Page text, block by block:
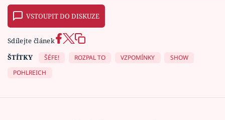
VSTOUPIT DO DISKUZE
Sdílejte článek
ŠTÍTKY
ŠÉFE! ROZPAL TO VZPOMÍNKY
SHOW
POHLREICH